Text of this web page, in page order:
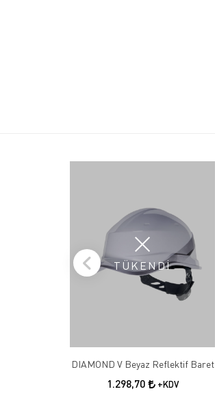
TÜKENDİ
DIAMOND V Beyaz Reflektif Baret
1.298,70 +KDV